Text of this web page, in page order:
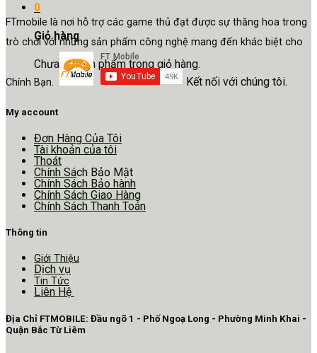
0
Giỏ hàng
Chưa có sản phẩm trong giỏ hàng.
FTmobile là nơi hỗ trợ các game thủ đạt được sự thăng hoa trong
trò chơi với những sản phẩm công nghệ mang đến khác biệt cho
Chính Bạn. Kết nối với chúng tôi.
My account
Đơn Hàng Của Tôi
Tài khoản của tôi
Thoát
Chính Sách Bảo Mật
Chính Sách Bảo hành
Chính Sách Giao Hàng
Chính Sách Thanh Toán
Thông tin
Giới Thiệu
Dịch vụ
Tin Tức
Liên Hệ
Địa Chỉ FTMOBILE: Đầu ngõ 1 - Phố Ngoạ Long - Phường Minh Khai -
Quận Bắc Từ Liêm